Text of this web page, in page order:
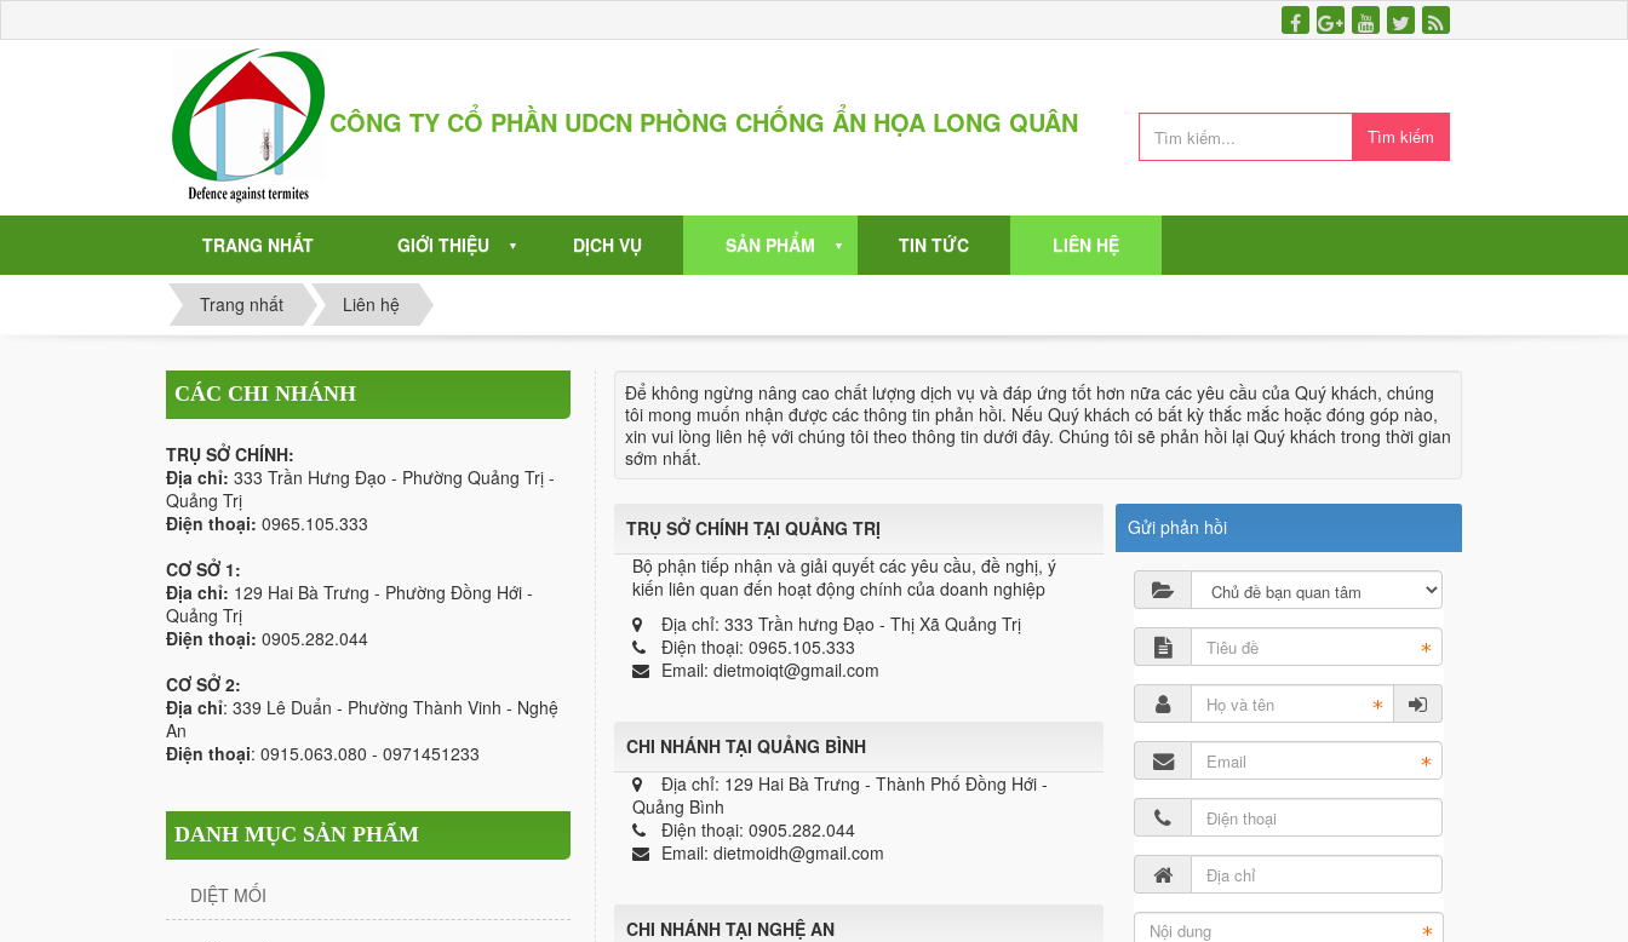
CÔNG TY CỔ PHẦN UDCN PHÒNG CHỐNG ẨN HỌA LONG QUÂN Tìm kiếm
TRANG NHẤT GIỚI THIỆU ▼ DỊCH VỤ SẢN PHẨM ▼ TIN TỨC LIÊN HỆ
Trang nhất Liên hệ
Để không ngừng nâng cao chất lượng dịch vụ và đáp ứng tốt hơn nữa các yêu cầu của Quý khách, chúng
tôi mong muốn nhận được các thông tin phản hồi. Nếu Quý khách có bất kỳ thắc mắc hoặc đóng góp nào,
xin vui lòng liên hệ với chúng tôi theo thông tin dưới đây. Chúng tôi sẽ phản hồi lại Quý khách trong thời gian
sớm nhất.
TRỤ SỞ CHÍNH TẠI QUẢNG TRỊ
Bộ phận tiếp nhận và giải quyết các yêu cầu, đề nghị, ý
kiến liên quan đến hoạt động chính của doanh nghiệp
Địa chỉ: 333 Trần hưng Đạo - Thị Xã Quảng Trị
Điện thoại: 0965.105.333
Email: dietmoiqt@gmail.com
CHI NHÁNH TẠI QUẢNG BÌNH
Địa chỉ: 129 Hai Bà Trưng - Thành Phố Đồng Hới -
Quảng Bình
Điện thoại: 0905.282.044
Email: dietmoidh@gmail.com
CHI NHÁNH TẠI NGHỆ AN
Gửi phản hồi
CÁC CHI NHÁNH
TRỤ SỞ CHÍNH:
Địa chỉ: 333 Trần Hưng Đạo - Phường Quảng Trị -
Quảng Trị
Điện thoại: 0965.105.333
CƠ SỞ 1:
Địa chỉ: 129 Hai Bà Trưng - Phường Đồng Hới -
Quảng Trị
Điện thoại: 0905.282.044
CƠ SỞ 2:
Địa chỉ: 339 Lê Duẩn - Phường Thành Vinh - Nghệ
An
Điện thoại: 0915.063.080 - 0971451233
DANH MỤC SẢN PHẨM
DIỆT MỐI